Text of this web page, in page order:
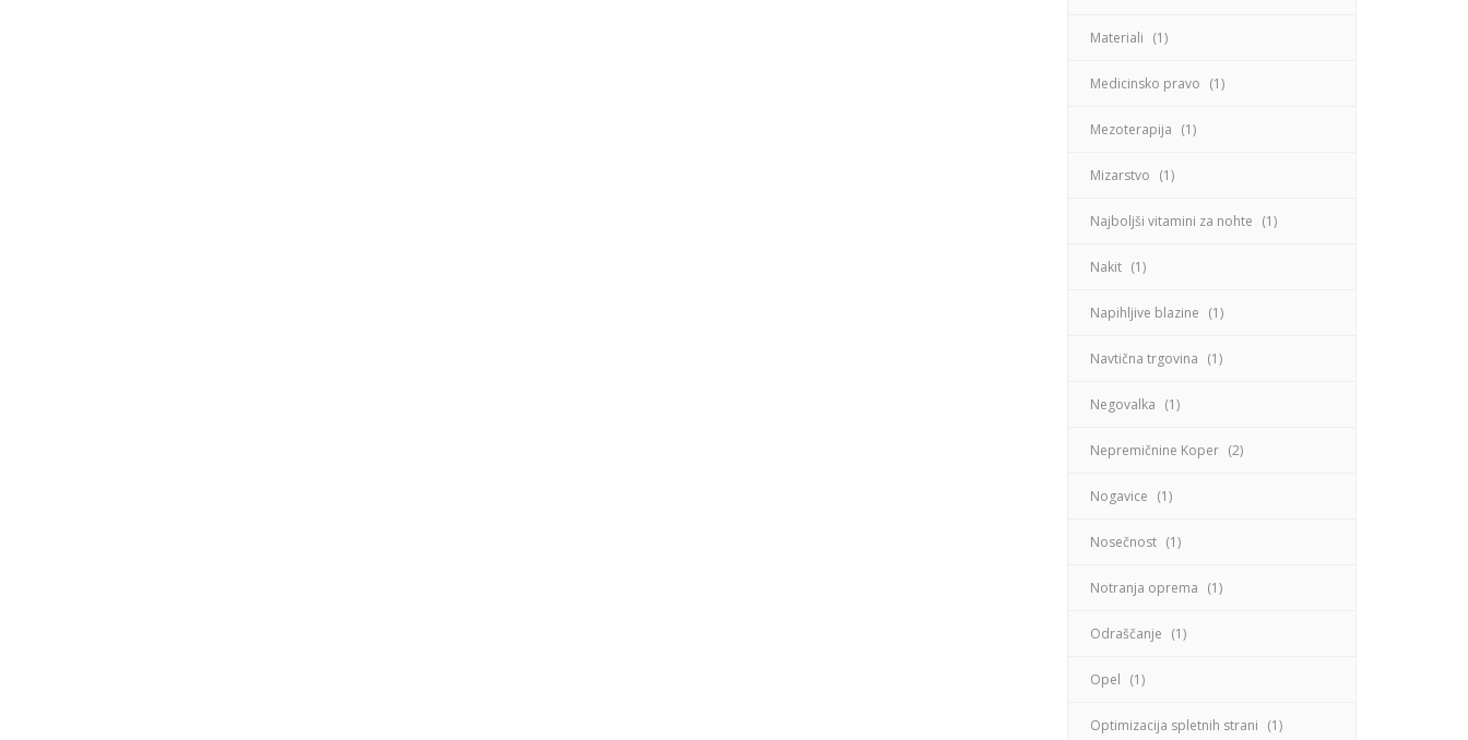
Materiali (1)
Medicinsko pravo (1)
Mezoterapija (1)
Mizarstvo (1)
Najboljši vitamini za nohte (1)
Nakit (1)
Napihljive blazine (1)
Navtična trgovina (1)
Negovalka (1)
Nepremičnine Koper (2)
Nogavice (1)
Nosečnost (1)
Notranja oprema (1)
Odraščanje (1)
Opel (1)
Optimizacija spletnih strani (1)